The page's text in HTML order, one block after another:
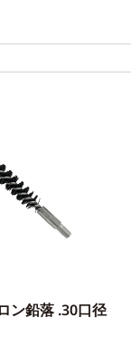
ン鉛落 .30口径